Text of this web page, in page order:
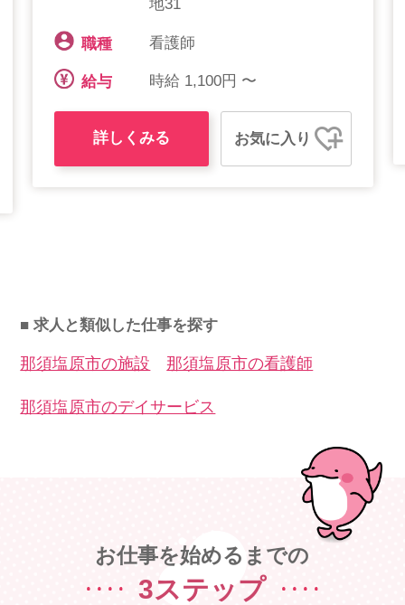
地31
職種 看護師
給与 時給 1,100円 〜
詳しくみる お気に入り
■ 求人と類似した仕事を探す
那須塩原市の施設 那須塩原市の看護師
那須塩原市のデイサービス
お仕事を始めるまでの
3ステップ